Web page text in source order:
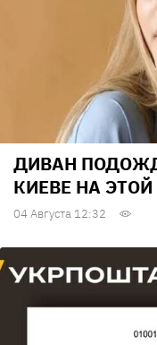
ДИВАН
КИЕВЕ НА ЭТОЙ
04 Августа 12:32